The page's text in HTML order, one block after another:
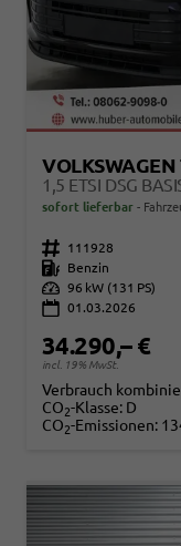
1,5 ETSI DSG
sofort lieferbar
Fahrzeugnr. 111928
Kraftstoff
Benzin
Leistung 96 kW (131 PS)
01.03.2026
34.290,– €
incl. 19% MwSt.
Verbrauch
CO2-Klasse: D
CO2-Emissionen: